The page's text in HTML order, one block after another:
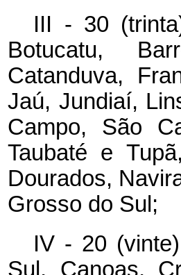
III - 30
Botucatu,
Catanduva,
Jaú, Jundiaí,
Campo, São
Taubaté e
Dourados,
Grosso do Sul;
IV - 20
Sul, Canoas,